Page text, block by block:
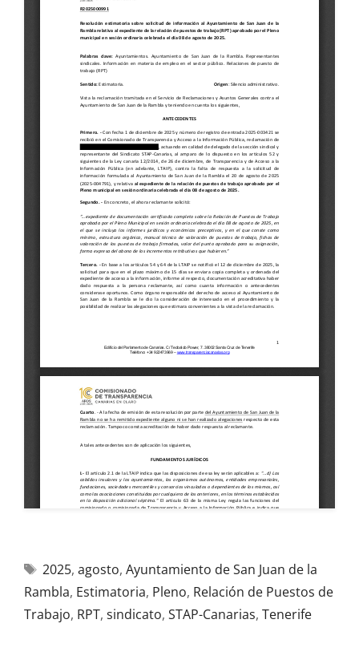
2025, agosto, Ayuntamiento de San Juan de la
Rambla, Estimatoria, Pleno, Relación de Puestos de
Trabajo, RPT, sindicato, STAP-Canarias, Tenerife